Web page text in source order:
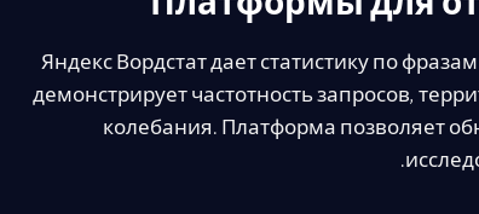
Яндекс Вордстат дает статистику по
демонстрирует частотность запросов,
колебания. Платформа позволяет